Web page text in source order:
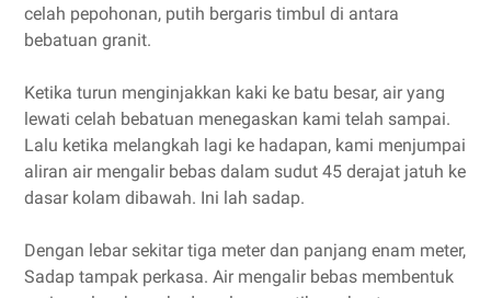
celah pepohonan, putih bergaris timbul di antara
bebatuan granit.
Ketika turun menginjakkan kaki ke batu besar, air yang
lewati celah bebatuan menegaskan kami telah sampai.
Lalu ketika melangkah lagi ke hadapan, kami menjumpai
aliran air mengalir bebas dalam sudut 45 derajat jatuh ke
dasar kolam dibawah. Ini lah sadap.
Dengan lebar sekitar tiga meter dan panjang enam meter,
Sadap tampak perkasa. Air mengalir bebas membentuk